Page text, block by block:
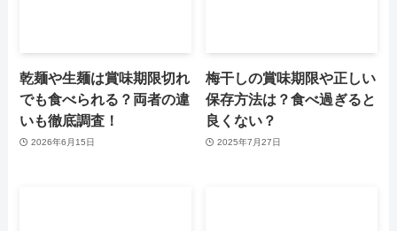
乾麺や生麺は賞味期限切れ
でも食べられる？両者の違
いも徹底調査！
2026年6月15日
梅干しの賞味期限や正しい
保存方法は？食べ過ぎると
良くない？
2025年7月27日